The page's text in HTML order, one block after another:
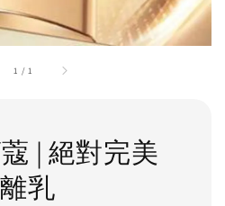
1 / 1
| 絕對完美
乳